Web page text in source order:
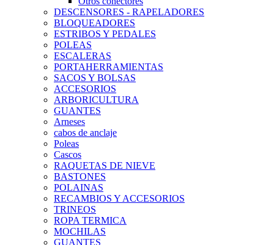
DESCENSORES - RAPELADORES
BLOQUEADORES
ESTRIBOS Y PEDALES
POLEAS
ESCALERAS
PORTAHERRAMIENTAS
SACOS Y BOLSAS
ACCESORIOS
ARBORICULTURA
GUANTES
Arneses
cabos de anclaje
Poleas
Cascos
RAQUETAS DE NIEVE
BASTONES
POLAINAS
RECAMBIOS Y ACCESORIOS
TRINEOS
ROPA TERMICA
MOCHILAS
GUANTES